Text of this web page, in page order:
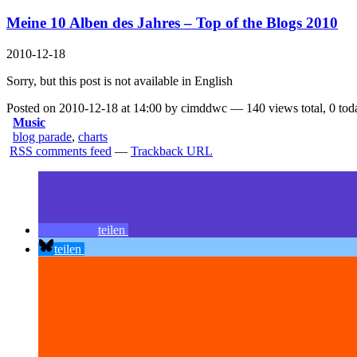
Meine 10 Alben des Jahres – Top of the Blogs 2010
2010-12-18
Sorry, but this post is not available in English
Posted on 2010-12-18 at 14:00 by cimddwc — 140 views total, 0
Music
blog parade, charts
RSS comments feed — Trackback URL
teilen
teilen